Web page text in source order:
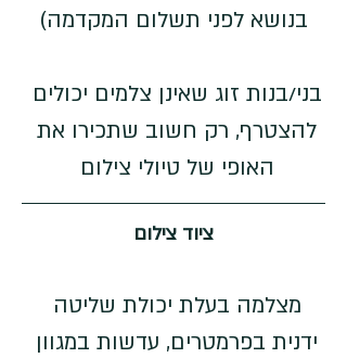
בנושא לפני תשלום המקדמה)
בני/בנות זוג שאינן צלמים יכולים
להצטרף, רק חשוב שתכירו את
האופי של טיולי צילום
ציוד צילום
מצלמה בעלת יכולת שליטה
ידנית בפרמטרים, עדשות במגוון